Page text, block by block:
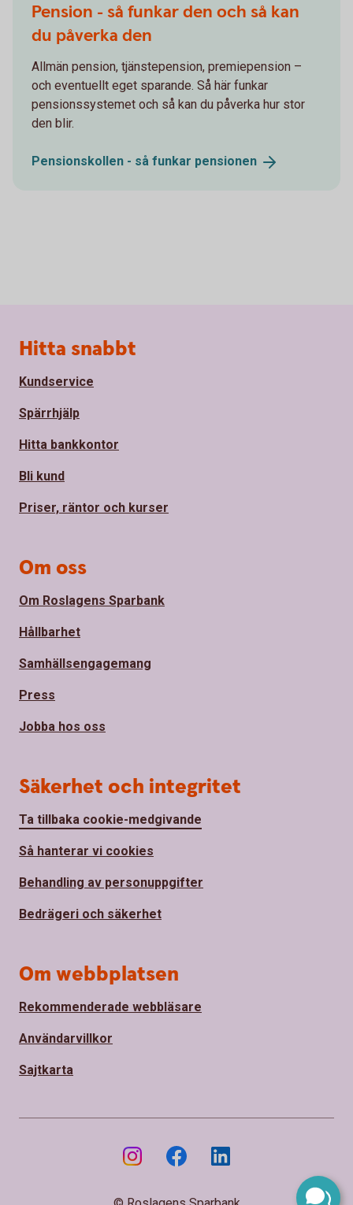
Pension - så funkar den och så kan
du påverka den
Allmän pension, tjänstepension, premiepension –
och eventuellt eget sparande. Så här funkar
pensionssystemet och så kan du påverka hur stor
den blir.
Pensionskollen - så funkar pensionen
Sidfot
Hitta snabbt
Kundservice
Spärrhjälp
Hitta bankkontor
Bli kund
Priser, räntor och kurser
Om oss
Om Roslagens Sparbank
Hållbarhet
Samhällsengagemang
Press
Jobba hos oss
Säkerhet och integritet
Ta tillbaka cookie-medgivande
Så hanterar vi cookies
Behandling av personuppgifter
Bedrägeri och säkerhet
Om webbplatsen
Rekommenderade webbläsare
Användarvillkor
Sajtkarta